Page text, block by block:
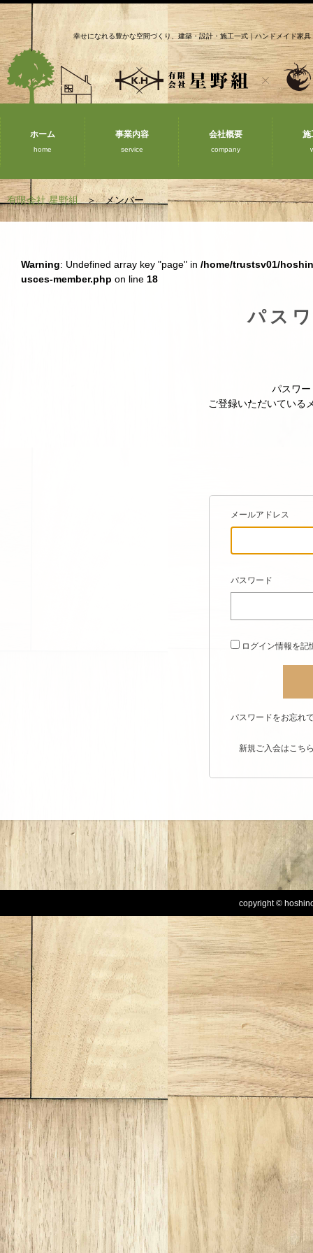
幸せになれる豊かな空間づくり、建築・設計・施工一式｜ハンドメイド家
ホーム
home
事業内容
service
会社概要
company
施
有限会社 星野組 メンバー
Warning: Undefined array key "page" in /home/trustsv01/
usces-member.php on line 18
パス
パスワ
ご登録いただいている
メールアドレス
パスワード
ログイン情報を記
パスワードをお忘れ
新規ご入会はこち
copyright ©